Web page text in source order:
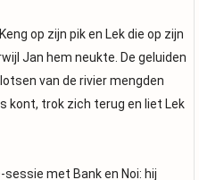
op zijn pik en Lek die op zijn
Jan hem neukte. De geluiden
van de rivier mengden
kont, trok zich terug en liet Lek
met Bank en Noi: hij